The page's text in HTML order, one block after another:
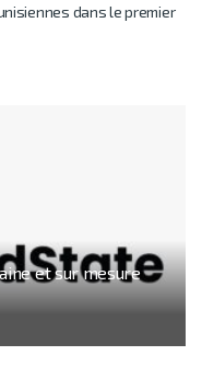
dans le premier
et sur mesure